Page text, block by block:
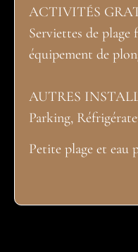
ACTIVITÉS
Serviettes de plage
équipement de
AUTRES
Parking,
Petite plage et eau